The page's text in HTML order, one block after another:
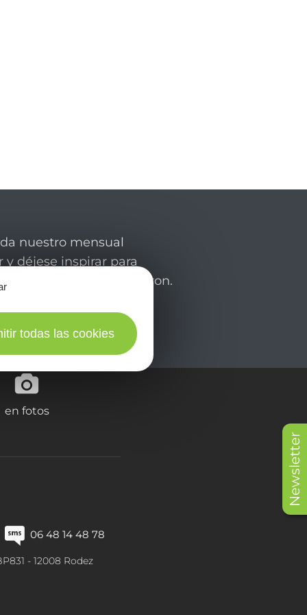
Newsletter
nuestro mensual
y déjese inspirar para
su estancia en el Aveyron.
en fotos
06 48 14 48 78
- 12008 Rodez
todas las cookies